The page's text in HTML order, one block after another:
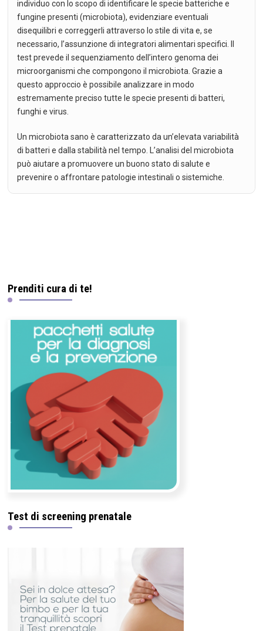
individuo con lo scopo di identificare le specie batteriche e
fungine presenti (microbiota), evidenziare eventuali
disequilibri e correggerli attraverso lo stile di vita e, se
necessario, l’assunzione di integratori alimentari specifici. Il
test prevede il sequenziamento dell’intero genoma dei
microorganismi che compongono il microbiota. Grazie a
questo approccio è possibile analizzare in modo
estremamente preciso tutte le specie presenti di batteri,
funghi e virus.
Un microbiota sano è caratterizzato da un’elevata variabilità
di batteri e dalla stabilità nel tempo. L’analisi del microbiota
può aiutare a promuovere un buono stato di salute e
prevenire o affrontare patologie intestinali o sistemiche.
Prenditi cura di te!
Test di screening prenatale